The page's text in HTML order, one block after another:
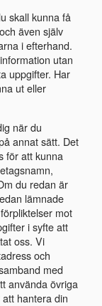
skall kunna få
även själv
i efterhand.
utan
uppgifter. Har
ut eller
när du
annat sätt. Det
för att kunna
du redan är
lämnade
mot
i syfte att
oss. Vi
och
med
använda övriga
hantera din